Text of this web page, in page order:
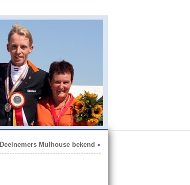
Deelnemers Mulhouse bekend »